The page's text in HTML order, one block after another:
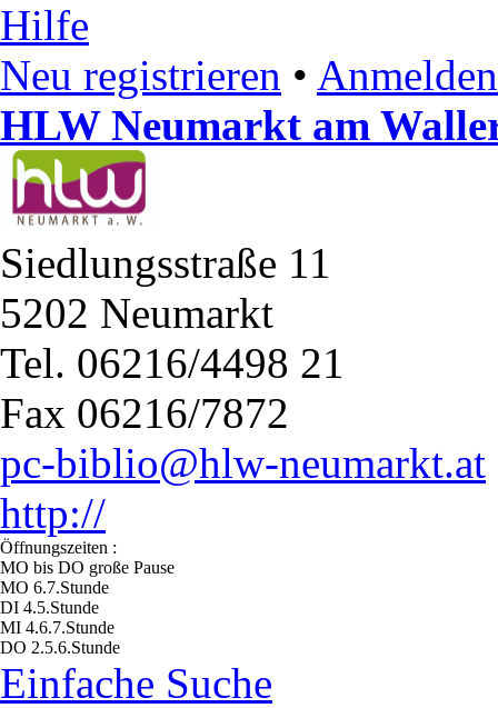
Hilfe
Neu registrieren • Anmelden
HLW Neumarkt am
Siedlungsstraße 11
5202 Neumarkt
Tel. 06216/4498 21
Fax 06216/7872
pc-biblio@hlw-neumarkt.at
http://
Öffnungszeiten :
MO bis DO große Pause
MO 6.7.Stunde
DI 4.5.Stunde
MI 4.6.7.Stunde
DO 2.5.6.Stunde
Einfache Suche